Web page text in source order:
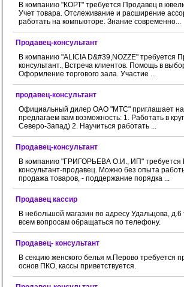
В компанию "КОРТ" требуется Продавец в
Учет товара. Отслеживание и расширение
работать на компьюторе. Знание современно...
Продавец-консультант
В компанию "ALICIA D&#39,NOZZE" требуется
консультант., Встреча клиентов. Помощь в
Оформление торгового зала. Участие ...
продавец-консультант
Официальный дилер ОАО "МТС" приглашает на
предлагаем вам возможность: 1. Работать в
Северо-Запад) 2. Научиться работать ...
Продавец-консультант
В компанию "ГРИГОРЬЕВА О.И., ИП" требуется
консультант-продавец. Можно без опыта
продажа товаров, - поддержание порядка ...
Продавец кассир
В небольшой магазин по адресу Удальцова,
всем вопросам обращаться по телефону.
Продавец- консультант
В секцию женского белья м.Перово требуется
основ ПКО, кассы приветствуется.